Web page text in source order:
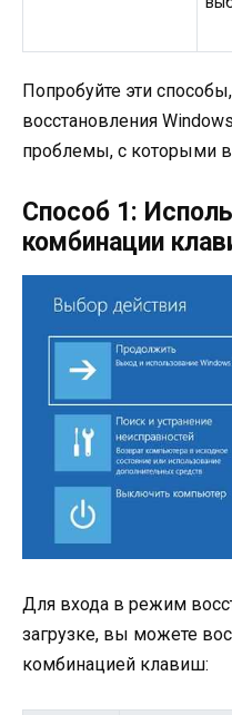
Попробуйте эти
восстановления
проблемы, с которыми
Способ 1:
комбинации
Для входа в режим
загрузке, вы можете
комбинацией клавиш: